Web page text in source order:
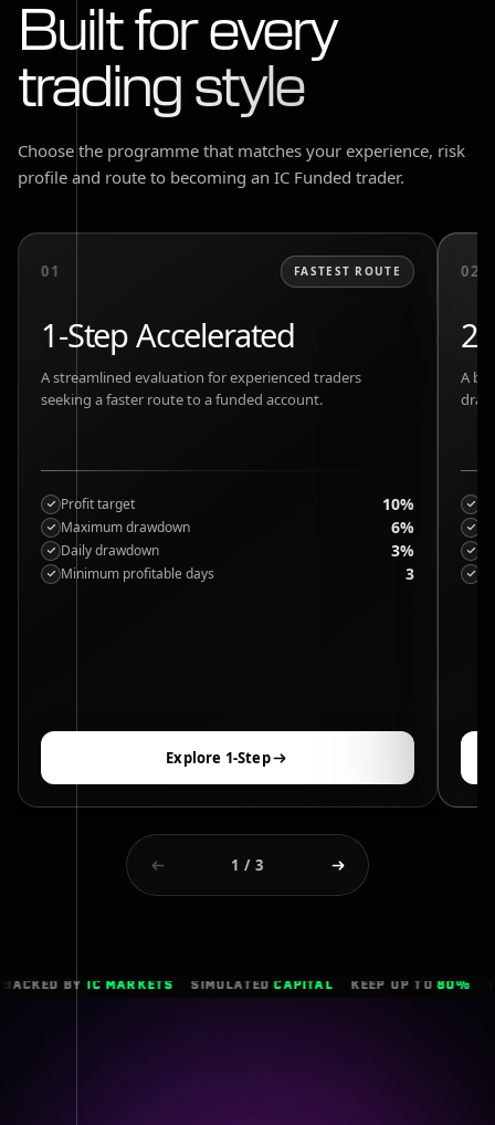
Built for every
trading style
Choose the programme that matches your experience, risk
profile and route to becoming an IC Funded trader.
01 FASTEST ROUTE
1-Step Accelerated
A streamlined evaluation for experienced traders
seeking a faster route to a funded account.
Profit target 10%
Maximum drawdown 6%
Daily drawdown 3%
Minimum profitable days 3
Explore 1-Step
02
A
1 /3
BYIC MARKETS SIMULATEDCAPITAL KEEP UP TO80%